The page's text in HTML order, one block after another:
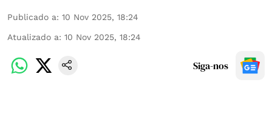
Publicado a: 10 Nov 2025, 18:24
Atualizado a: 10 Nov 2025, 18:24
Siga-nos